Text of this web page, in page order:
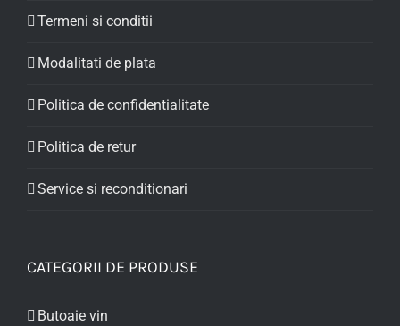
Termeni si conditii
Modalitati de plata
Politica de confidentialitate
Politica de retur
Service si reconditionari
CATEGORII DE PRODUSE
Butoaie vin